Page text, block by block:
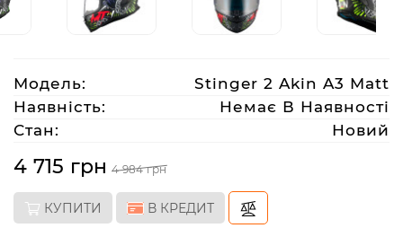
(063)
212
08
76
artmoto.info@gmail.com
Модель:
Stinger 2 Akin A3 Matt
Наявність:
Немає В Наявності
Стан:
Новий
4 715 грн 4 984 грн
КУПИТИ В КРЕДИТ